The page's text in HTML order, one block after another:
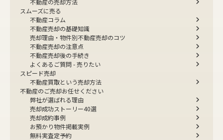
不動産の売却方法
スムーズに売る
不動産コラム
不動産売却の基礎知識
売却理由・物件別不動産売却のコツ
不動産売却の注意点
不動産売却後の手続き
よくあるご質問 - 売りたい
スピード売却
不動産買取という売却方法
不動産のご売却お任せください
弊社が選ばれる理由
売却成功ストーリー40選
売却成約事例
お預かり物件掲載実例
無料実査定予約